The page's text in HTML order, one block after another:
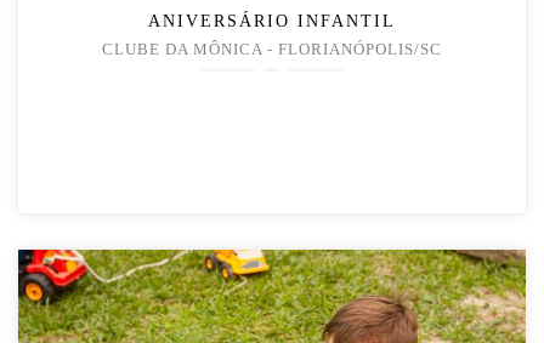
ANIVERSÁRIO INFANTIL
CLUBE DA MÔNICA - FLORIANÓPOLIS/SC